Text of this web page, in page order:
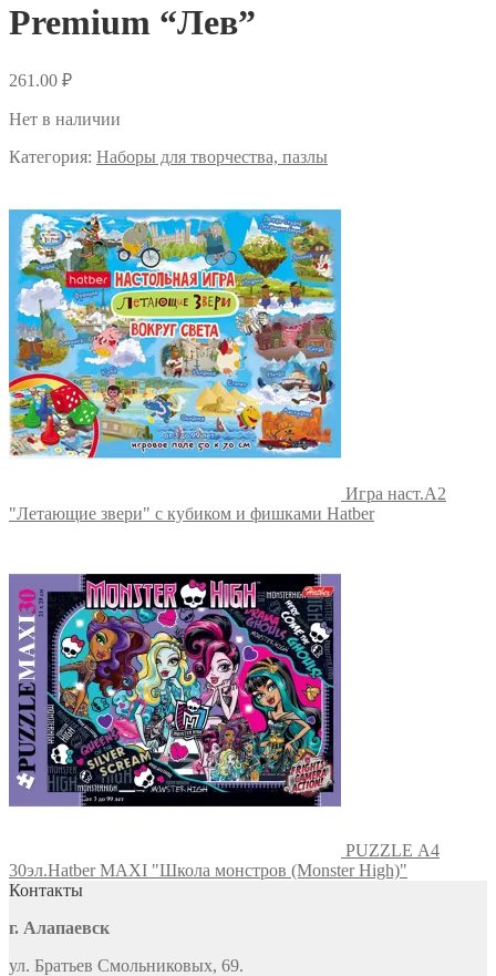
Premium “Лев”
261.00 ₽
Нет в наличии
Категория: Наборы для творчества, пазлы
Игра наст.А2
"Летающие звери" с кубиком и фишками Hatber
PUZZLE А4
30эл.Hatber MAXI "Школа монстров (Monster High)"
Контакты
г. Алапаевск
ул. Братьев Смольниковых, 69.